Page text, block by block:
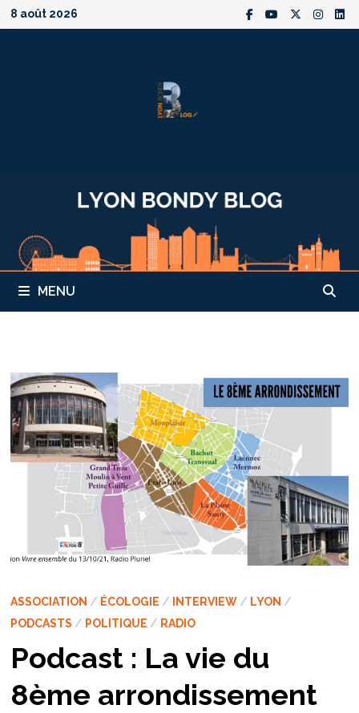
Passer
au
8 août 2026
MENU
ASSOCIATION / ÉCOLOGIE / INTERVIEW/ LYON /
PODCASTS / POLITIQUE / RADIO
Podcast : La vie du
8ème arrondissement